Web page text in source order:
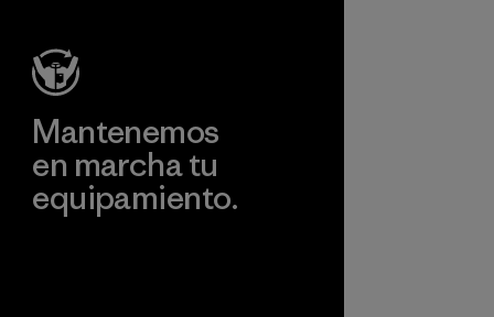
Mantenemos
en marcha tu
equipamiento.